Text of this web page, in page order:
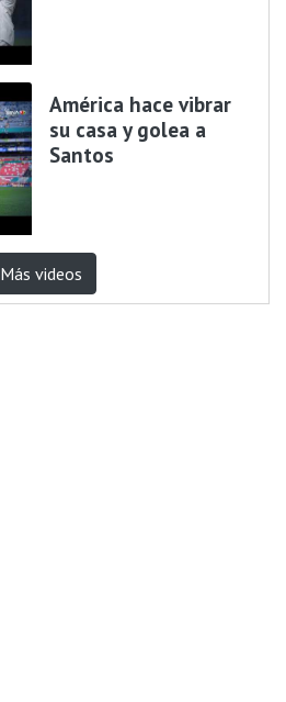
América hace vibrar
su casa y golea a
Santos
Más videos